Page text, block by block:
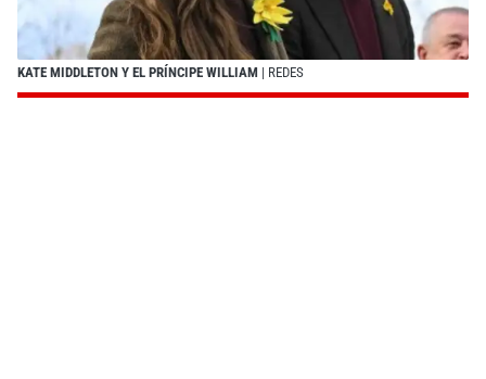
KATE MIDDLETON Y EL PRÍNCIPE WILLIAM | REDES